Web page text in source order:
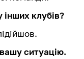
інших клубів?
ситуацію.